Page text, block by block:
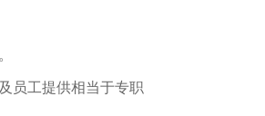
员工提供相当于专职